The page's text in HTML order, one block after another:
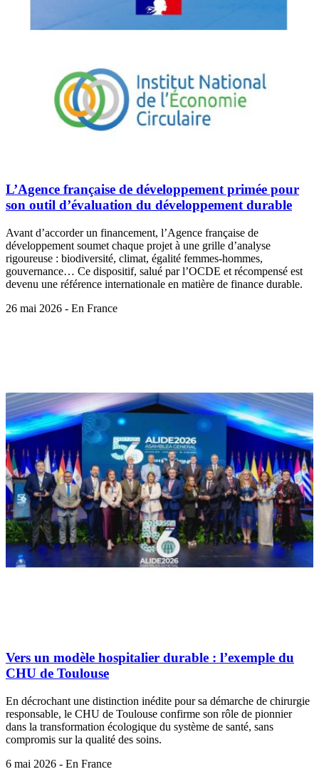
L’Agence française de développement primée pour
son outil d’évaluation du développement durable
Avant d’accorder un financement, l’Agence française de
développement soumet chaque projet à une grille d’analyse
rigoureuse : biodiversité, climat, égalité femmes-hommes,
gouvernance… Ce dispositif, salué par l’OCDE et récompensé est
devenu une référence internationale en matière de finance durable.
26 mai 2026 - En France
Vers un modèle hospitalier durable : l’exemple du
CHU de Toulouse
En décrochant une distinction inédite pour sa démarche de chirurgie
responsable, le CHU de Toulouse confirme son rôle de pionnier
dans la transformation écologique du système de santé, sans
compromis sur la qualité des soins.
6 mai 2026 - En France